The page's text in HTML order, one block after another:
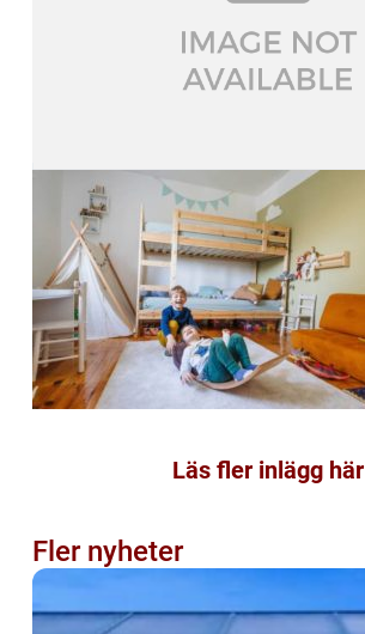
Läs fler inlägg här
Fler nyheter